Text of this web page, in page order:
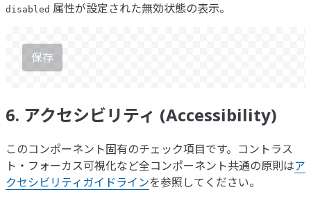
disabled 属性が設定された無効状態の表示。
保存
6. アクセシビリティ (Accessibility)
このコンポーネント固有のチェック項目です。コントラス
ト・フォーカス可視化など全コンポーネント共通の原則はア
クセシビリティガイドラインを参照してください。